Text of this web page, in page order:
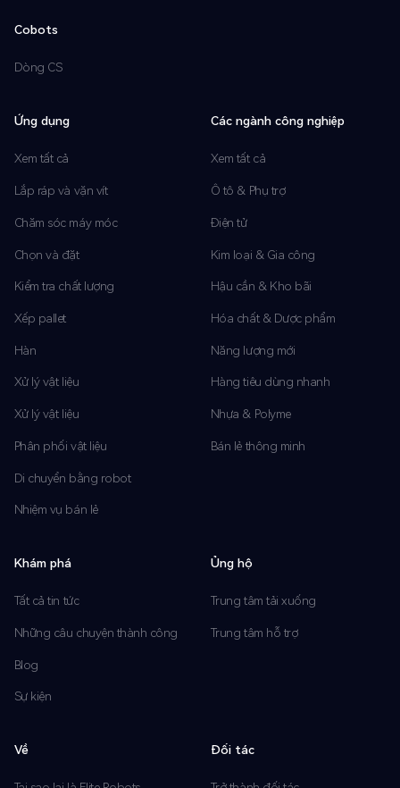
Cobots
Dòng CS
Ứng dụng
Xem tất cả
Lắp ráp và vặn vít
Chăm sóc máy móc
Chọn và đặt
Kiểm tra chất lượng
Xếp pallet
Hàn
Xử lý vật liệu
Xử lý vật liệu
Phân phối vật liệu
Di chuyển bằng robot
Nhiệm vụ bán lẻ
Các ngành công nghiệp
Xem tất cả
Ô tô & Phụ trợ
Điện tử
Kim loại & Gia công
Hậu cần & Kho bãi
Hóa chất & Dược phẩm
Năng lượng mới
Hàng tiêu dùng nhanh
Nhựa & Polyme
Bán lẻ thông minh
Khám phá
Tất cả tin tức
Những câu chuyện thành công
Blog
Sự kiện
Ủng hộ
Trung tâm tải xuống
Trung tâm hỗ trợ
Về Đối tác